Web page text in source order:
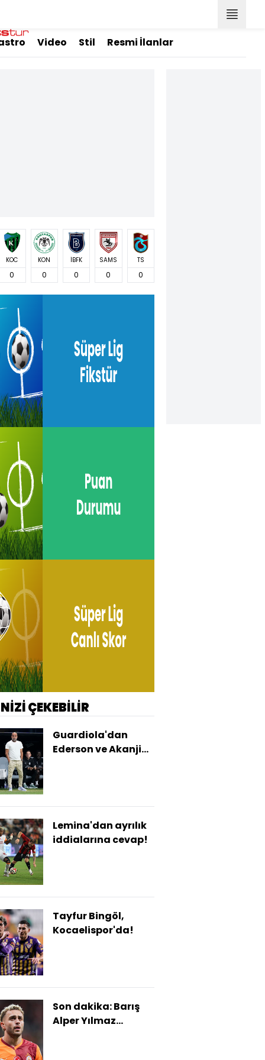
Video Stil Resmi İlanlar
KOC
0
KON
0
İBFK
0
SAMS
0
TS
0
ÇEKEBİLİR
Guardiola'dan
Ederson ve Akanji
Lemina'dan ayrılık
iddialarına cevap!
Tayfur Bingöl,
Kocaelispor'da!
Son dakika: Barış
Alper Yılmaz...